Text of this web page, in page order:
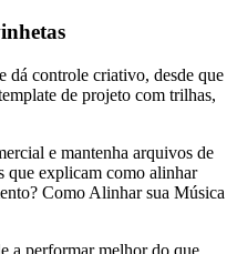
dá controle criativo, desde que
de projeto com trilhas,
e mantenha arquivos de
que explicam como alinhar
Como Alinhar sua Música
a performar melhor do que